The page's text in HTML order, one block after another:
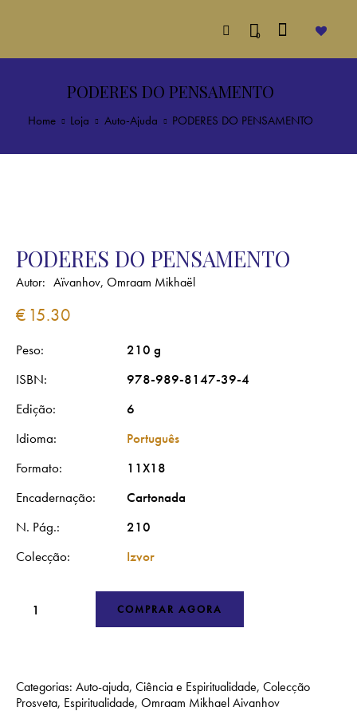
0
PODERES DO PENSAMENTO
Home Loja Auto-Ajuda PODERES DO PENSAMENTO
PODERES DO PENSAMENTO
Autor: Aïvanhov, Omraam Mikhaël
€ 15.30
Peso
210 g
ISBN
978-989-8147-39-4
Edição
6
Idioma
Português
Formato
11X18
Encadernação
Cartonada
N. Pág.
210
Colecção
Izvor
COMPRAR AGORA
Categorias: Auto-ajuda, Ciência e Espiritualidade, Colecção
Prosveta, Espiritualidade, Omraam Mikhael Aivanhov